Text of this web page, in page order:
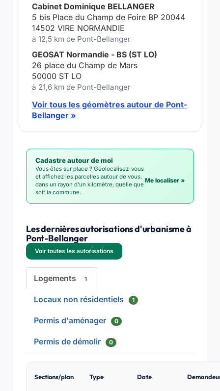
Cabinet Dominique BELLANGER
5 bis Place du Champ de Foire BP 20044
14502 VIRE NORMANDIE
à 12,5 km de Pont-Bellanger
GEOSAT Normandie - BS (ST LO)
26 place du Champ de Mars
50000 ST LO
à 21,6 km de Pont-Bellanger
Voir tous les géomètres autour de Pont-
Bellanger »
Cadastre autour de moi
Vous êtes sur place ? Géolocalisez-vous
et affichez les parcelles autour de vous,
dans un rayon d'un kilomètre, quelle que
soit la commune.
Me localiser »
Les dernières autorisations d'urbanisme à
Pont-Bellanger
Voir toutes les autorisations
Logements 1
Locaux non résidentiels 1
Permis d'aménager 0
Permis de démolir 0
Sections/plan Type Date